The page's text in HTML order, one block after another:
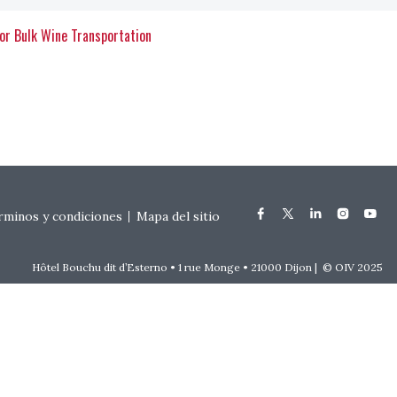
Bulk Wine Transportation
y condiciones Mapa del sitio
Hôtel Bouchu dit d’Esterno • 1 rue Monge • 21000 Dijon | © OIV 2025